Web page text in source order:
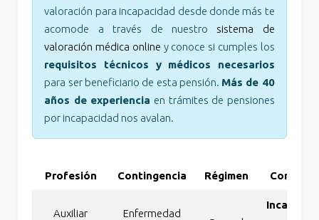
valoración para incapacidad desde donde más te
acomode a través de nuestro sistema de
valoración médica online y conoce si cumples los
requisitos técnicos y médicos necesarios
para ser beneficiario de esta pensión. Más de 40
años de experiencia en trámites de pensiones
por incapacidad nos avalan.
Profesión Contingencia Régimen
Auxiliar Enfermedad